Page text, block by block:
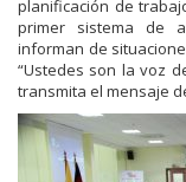
planificación de
primer sistema de
informan de
“Ustedes son la voz
transmita el mensaje